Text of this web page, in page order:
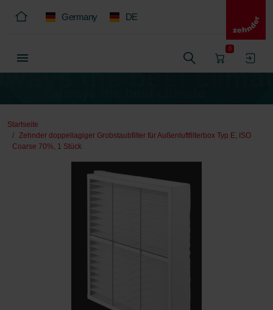
Germany DE
0
Startseite
Zehnder doppellagiger Grobstaubfilter für Außenluftfilterbox Typ E, ISO
Coarse 70%, 1 Stück